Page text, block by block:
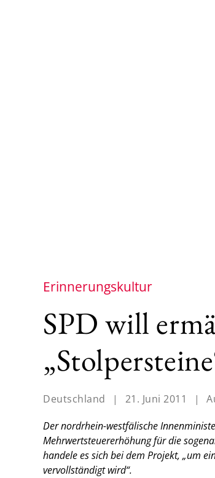
Erinnerungskultur
SPD will
Deutschland | 21. Juni 2011 |
Der nordrhein-westfälische
Mehrwertsteuererhöhung für die
handele es sich bei dem Projekt, „um
vervollständigt wird“.